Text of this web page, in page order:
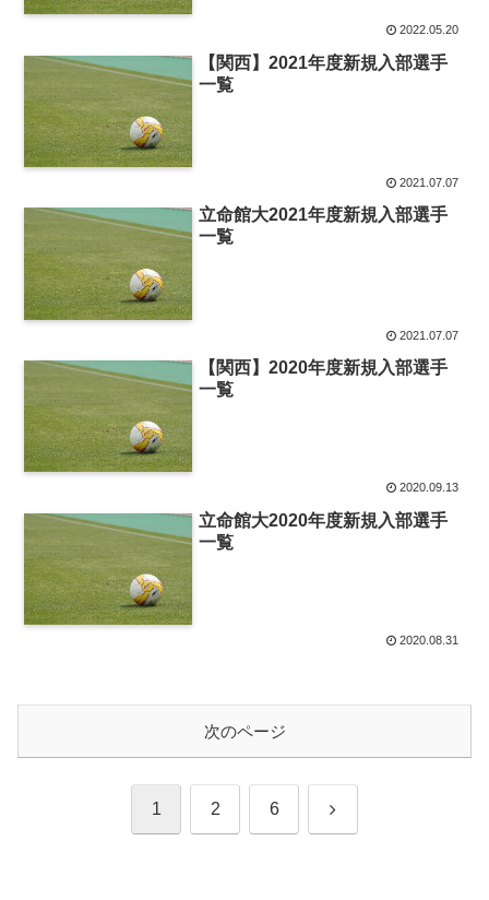
2022.05.20
【関西】2021年度新規入部選手
一覧
2021.07.07
立命館大2021年度新規入部選手
一覧
2021.07.07
【関西】2020年度新規入部選手
一覧
2020.09.13
立命館大2020年度新規入部選手
一覧
2020.08.31
次のページ
1 2 6 次